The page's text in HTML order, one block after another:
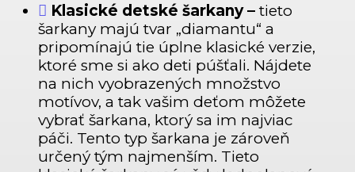
Klasické detské šarkany – tieto
šarkany majú tvar „diamantu“ a
pripomínajú tie úplne klasické verzie,
ktoré sme si ako deti púšťali. Nájdete
na nich vyobrazených množstvo
motívov, a tak vašim deťom môžete
vybrať šarkana, ktorý sa im najviac
páči. Tento typ šarkana je zároveň
určený tým najmenším. Tieto